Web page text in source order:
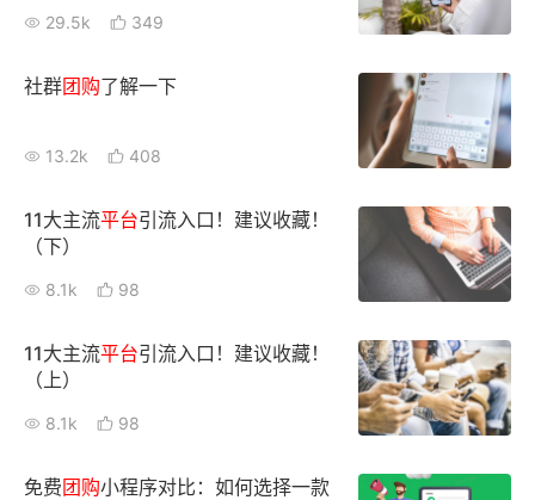
私域课程
增长俱乐部
合作共进
入驻有赞
认证服务商 设计服务商
29.5k 349
社群团购了解一下
13.2k 408
11大主流平台引流入口！建议收藏！
（下）
8.1k 98
11大主流平台引流入口！建议收藏！
（上）
8.1k 98
免费团购小程序对比：如何选择一款